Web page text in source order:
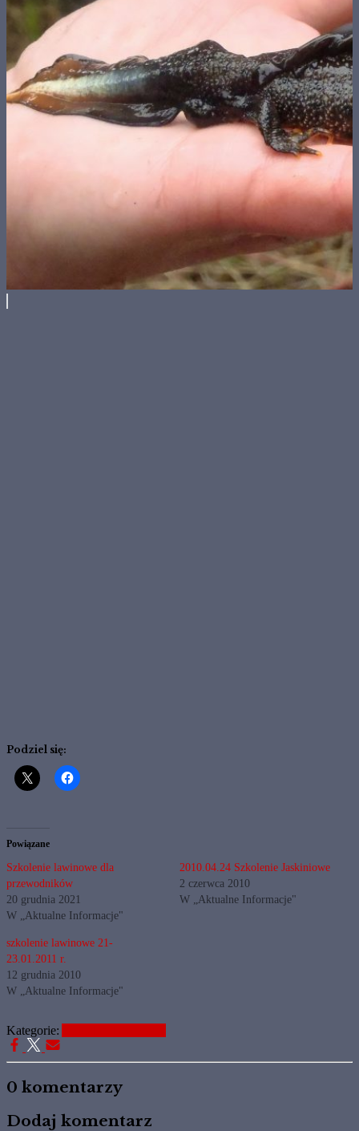
Podziel się:
Powiązane
Szkolenie lawinowe dla
przewodników
20 grudnia 2021
W „Aktualne Informacje"
2010.04.24 Szkolenie Jaskiniowe
2 czerwca 2010
W „Aktualne Informacje"
szkolenie lawinowe 21-
23.01.2011 r.
12 grudnia 2010
W „Aktualne Informacje"
Kategorie:
0 komentarzy
Dodaj komentarz